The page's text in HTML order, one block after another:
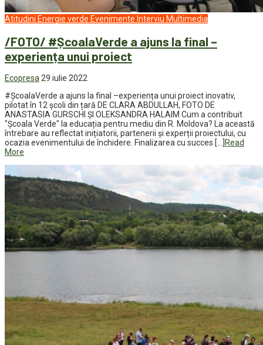
Atitudini Energie verde Evenimente Interviu Multimedia
/FOTO/ #ȘcoalaVerde a ajuns la final –
experiența unui proiect
Ecopresa 29 iulie 2022
#ȘcoalaVerde a ajuns la final –experiența unui proiect inovativ,
pilotat în 12 școli din țară DE CLARA ABDULLAH, FOTO DE
ANASTASIA GURSCHI ȘI OLEKSANDRA HALAIM Cum a contribuit
"Școala Verde" la educația pentru mediu din R. Moldova? La această
întrebare au reflectat inițiatorii, partenerii și experții proiectului, cu
ocazia evenimentului de închidere. Finalizarea cu succes […]
Read
More